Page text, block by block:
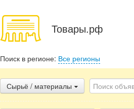
Товары.рф
Поиск в регионе: Все регионы
Сырьё / материалы